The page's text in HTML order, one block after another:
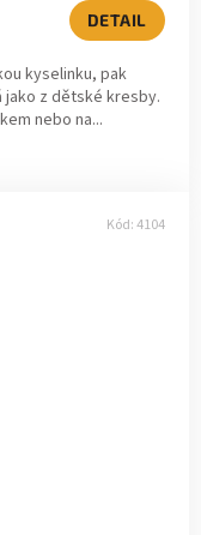
DETAIL
kyselinku, pak
z dětské kresby.
nebo na...
Kód:4104